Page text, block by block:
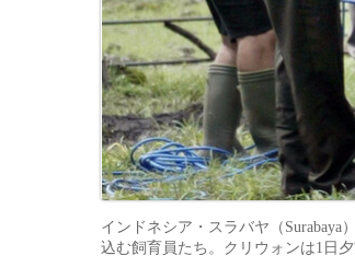
インドネシア・スラバヤ（Surabaya
込む飼育員たち。クリウォンは1日